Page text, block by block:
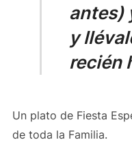
antes)
y
recién
Un plato de Fiesta
de toda la Familia.